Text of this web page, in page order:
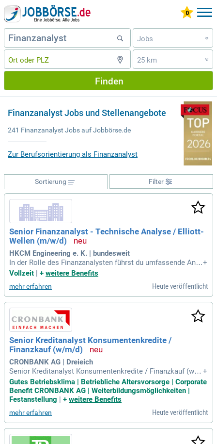
Jobs »
25 km »
Finden
Finanzanalyst Jobs und Stellenangebote
241 Finanzanalyst Jobs auf Jobbörse.de
Zur Berufsorientierung als Finanzanalyst
Filter
Sortierung
Senior Finanzanalyst - Technische Analyse / Elliott-
Wellen (m/w/d)
HKCM Engineering e. K. | bundesweit
In der Rolle des Finanzanalysten führst du umfassende Anal
ysen der internationalen Finanzmärkte durch, einschließlich
heorie und technischer Indikatoren entwickelst du präzise
Marktprognosen. Deine fundierten Handlungsempfehlungen
und Risikobewertungen helfen, effektive Investment- und Tra
ding-Strategien zu gestalten. Du präsentierst komplexe Anal
ysen klar und überzeugend vor internen Stakeholdern, um st
rategische Entscheidungen zu unterstützen. Aktuelle makro
ökonomische Entwicklungen und globale Trends beobachte
st du kontinuierlich, um deren Einfluss auf die Märkte zu be
werten. Zudem treibst du die ständige Weiterentwicklung un
serer Analysetools voran, was die Qualität unserer Prognos
en verbessert.
+
Vollzeit | + weitere Benefits
mehr erfahren Heute veröffentlicht
Senior Kreditanalyst Konsumentenkredite /
Finanzkauf (w/m/d)
CRONBANK AG | Dreieich
Senior Kreditanalyst Konsumentenkredite / Finanzkauf (w/
m/d) in Vollzeit: Sie sind die erste Anlaufstelle für unsere K
unden am Telefon und begeistern sie mit Ihrer freundlichen
und kompetenten Betreuung.
+
Gutes Betriebsklima | Betriebliche Altersvorsorge | Corporate
Benefit CRONBANK AG | Weiterbildungsmöglichkeiten |
Festanstellung
+ weitere Benefits
mehr erfahren Heute veröffentlicht